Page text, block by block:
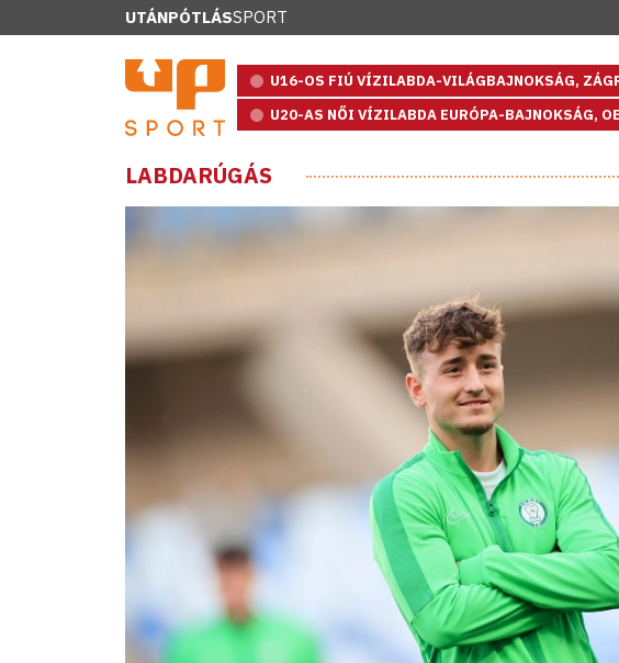
UTÁNPÓTLÁSSPORT
U16-OS FIÚ VÍZILABDA-VILÁGBAJNOKSÁG,
U20-AS NŐI VÍZILABDA EURÓPA-BAJNOKSÁG,
LABDARÚGÁS